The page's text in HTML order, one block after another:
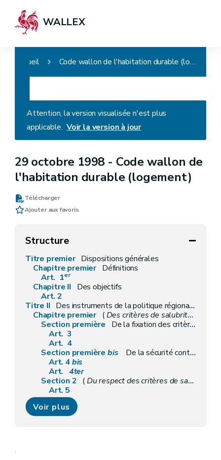
WALLEX
Accueil Code wallon de l'habitation durable (logement)
Attention, la version visualisée n'est plus
applicable. Voir la version à jour
29 octobre 1998 - Code wallon de
l'habitation durable (logement)
Télécharger
Ajouter aux favoris
Structure
Titre premier Dispositions générales
Chapitre premier Définitions
Art. 1er
Chapitre II
Des objectifs
Art. 2
Titre II Des instruments de la politique régionale du logement
Chapitre premier (Des critères de salubrité des logements et de la présence de détecteurs d'incendie
Section première
De la fixation des critères de salubrité
Art. 3
Art. 4
Section première bis
De la sécurité contre les risques d'incendie des logements par la présence de détecteurs d'incendie
Art. 4bis
Art. 4ter
Section 2 (Du respect des critères de salubrité et de la présence de détecteurs d'incendie
Art. 5
Art. 6
Art. 7
Art. 7bis
Voir plus
.